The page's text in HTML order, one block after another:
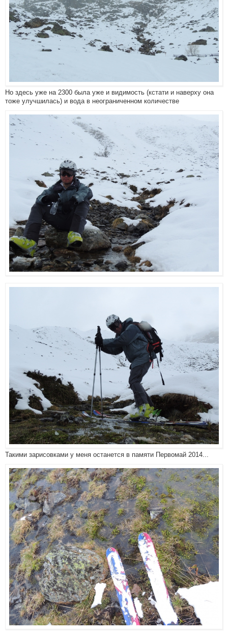
Но здесь уже на 2300 была уже и видимость (кстати и наверху она
тоже улучшилась) и вода в неограниченном количестве
Такими зарисовками у меня останется в памяти Первомай 2014...